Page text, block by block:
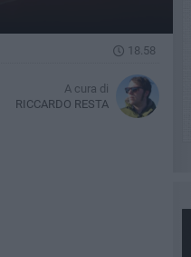
18.58
A cura di
RICCARDO RESTA